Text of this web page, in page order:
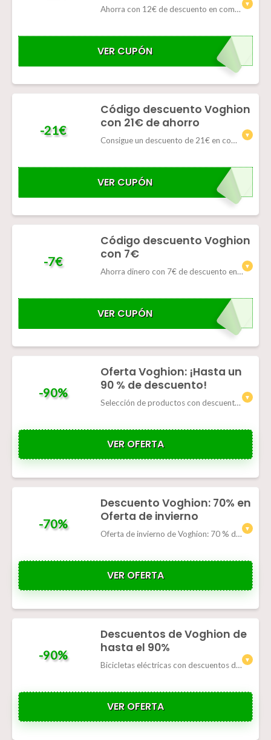
Ahorra con 12€ de descuento en compras superiores a 109€
VER CUPÓN
-21€
Código descuento Voghion
con 21€ de ahorro
Consigue un descuento de 21€ en compras superiores a 179€
VER CUPÓN
-7€
Código descuento Voghion
con 7€
Ahorra dinero con 7€ de descuento en pedidos superiores a 69€
VER CUPÓN
-90%
Oferta Voghion: ¡Hasta un
90 % de descuento!
Selección de productos con descuentos de hasta el 90%
VER OFERTA
-70%
Descuento Voghion: 70% en
Oferta de invierno
Oferta de invierno de Voghion: 70 % de descuento + ahorro adicional de hasta 250 €
VER OFERTA
-90%
Descuentos de Voghion de
hasta el 90%
Bicicletas eléctricas con descuentos de hasta el 90%
VER OFERTA